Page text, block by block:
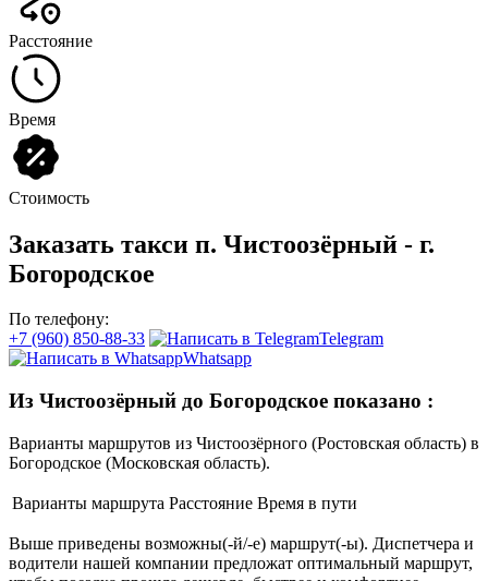
Расстояние
Время
Стоимость
Заказать такси п. Чистоозёрный - г.
Богородское
По телефону:
+7 (960) 850-88-33
Telegram
Whatsapp
Из Чистоозёрный до Богородское показано :
Варианты маршрутов из Чистоозёрного (Ростовская область) в
Богородское (Московская область).
Варианты маршрута Расстояние Время в пути
Выше приведены возможны(-й/-е) маршрут(-ы). Диспетчера и
водители нашей компании предложат оптимальный маршрут,